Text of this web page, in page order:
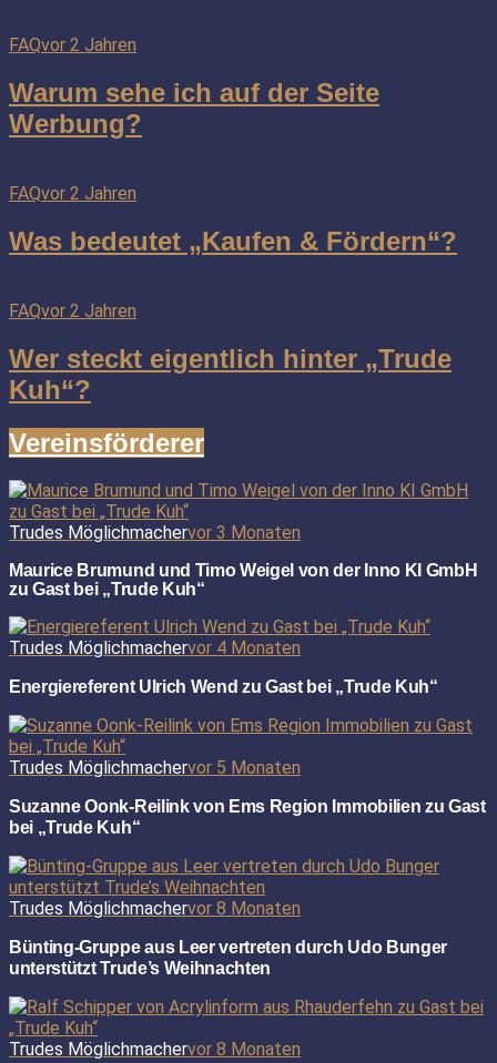
FAQvor 2 Jahren
Warum sehe ich auf der Seite
Werbung?
FAQvor 2 Jahren
Was bedeutet „Kaufen & Fördern“?
FAQvor 2 Jahren
Wer steckt eigentlich hinter „Trude
Kuh“?
Vereinsförderer
Trudes Möglichmachervor 3 Monaten
Maurice Brumund und Timo Weigel von der Inno KI GmbH
zu Gast bei „Trude Kuh“
Trudes Möglichmachervor 4 Monaten
Energiereferent Ulrich Wend zu Gast bei „Trude Kuh“
Trudes Möglichmachervor 5 Monaten
Suzanne Oonk-Reilink von Ems Region Immobilien zu Gast
bei „Trude Kuh“
Trudes Möglichmachervor 8 Monaten
Bünting-Gruppe aus Leer vertreten durch Udo Bunger
unterstützt Trude’s Weihnachten
Trudes Möglichmachervor 8 Monaten